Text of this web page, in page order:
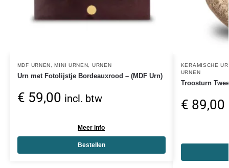
MDF URNEN ,MINI URNEN URNEN
Urn met Fotolijstje Bordeauxrood – (MDF Urn)
€ 59,00 incl. btw
Meer info
Bestellen
KERAMISCHE
URNEN
Troosturn
€ 89,00